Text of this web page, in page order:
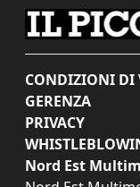
CONDIZIONI DI
GERENZA
PRIVACY
Nord Est